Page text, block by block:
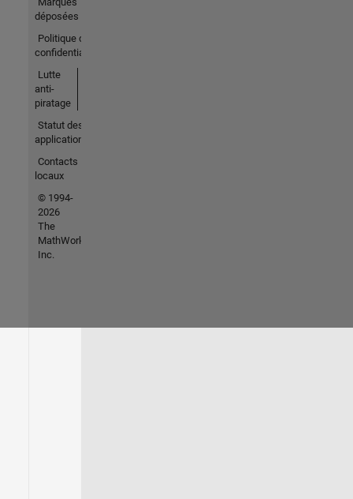
déposées
Politique de
confidentialité
Lutte
anti-
piratage
Statut des
applications
Contacts
locaux
© 1994-
2026
The
MathWorks,
Inc.